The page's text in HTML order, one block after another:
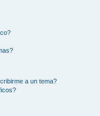
a un tema?